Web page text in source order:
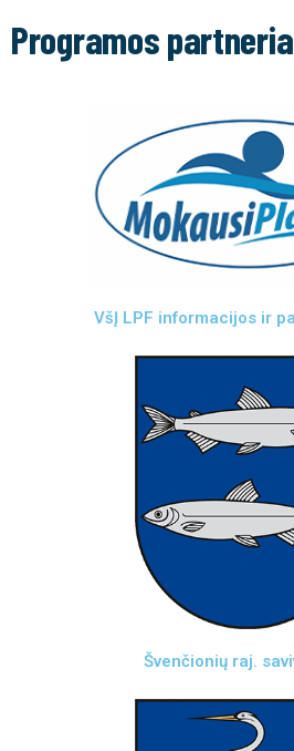
Programos
VšĮ LPF informacijos ir
Švenčionių raj.